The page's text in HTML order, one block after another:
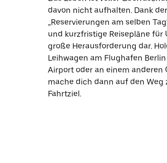
davon nicht aufhalten. Dank
„Reservierungen am selben
und kurzfristige Reisepläne für
große Herausforderung dar.
Leihwagen am Flughafen
Airport oder an einem anderen
mache dich dann auf den Weg
Fahrtziel.